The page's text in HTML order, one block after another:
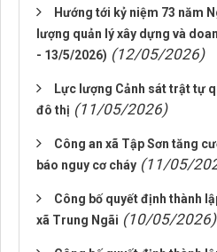
Hướng tới kỷ niệm 73 năm
lượng quản lý xây dựng và
- 13/5/2026) (12/05/2026)
Lực lượng Cảnh sát trật tự
đô thị (11/05/2026)
Công an xã Tập Sơn tăng
báo nguy cơ cháy (11/05/
Công bố quyết định thành
xã Trung Ngãi (10/05/2026)